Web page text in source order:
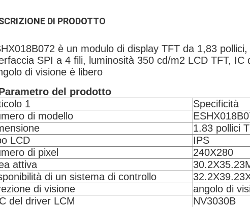
DI PRODOTTO
è un modulo di display TFT da 1,83
SPI a 4 fili, luminosità 350 cd/m2 LCD TFT,
di visione è libero
del prodotto
1
Specificità
di modello
1.83 pollici
LCD
IPS
di pixel
240X280
attiva
di un sistema di controllo
di visione
angolo di
del driver LCM
NV3030B